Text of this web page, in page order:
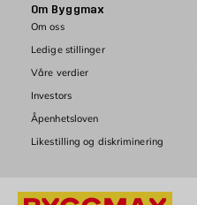
Om Byggmax
Om oss
Ledige stillinger
Våre verdier
Investors
Åpenhetsloven
Likestilling og diskriminering